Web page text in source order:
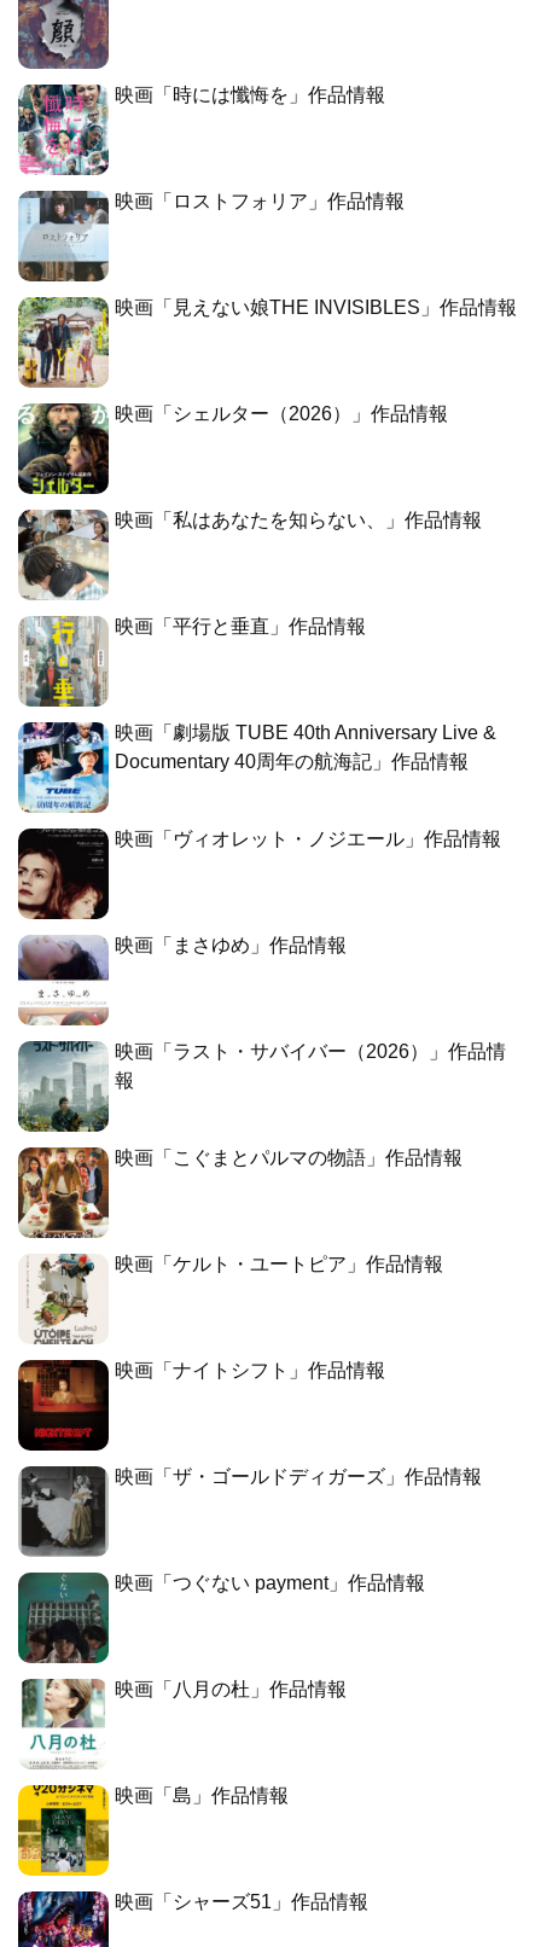
映画「時には懺悔を」作品情報
映画「ロストフォリア」作品情報
映画「見えない娘THE INVISIBLES」作品情報
映画「シェルター（2026）」作品情報
映画「私はあなたを知らない、」作品情報
映画「平行と垂直」作品情報
映画「劇場版 TUBE 40th Anniversary Live &
Documentary 40周年の航海記」作品情報
映画「ヴィオレット・ノジエール」作品情報
映画「まさゆめ」作品情報
映画「ラスト・サバイバー（2026）」作品情
報
映画「こぐまとパルマの物語」作品情報
映画「ケルト・ユートピア」作品情報
映画「ナイトシフト」作品情報
映画「ザ・ゴールドディガーズ」作品情報
映画「つぐない payment」作品情報
映画「八月の杜」作品情報
映画「島」作品情報
映画「シャーズ51」作品情報